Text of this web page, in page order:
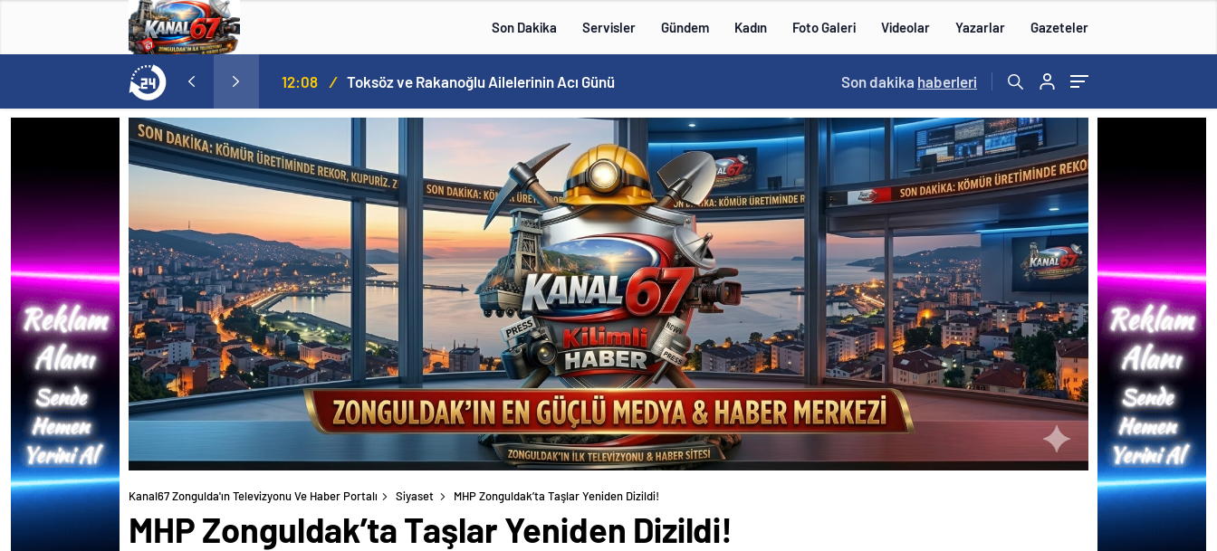
Son Dakika Servisler Gündem Kadın Foto Galeri Videolar Yazarlar Gazeteler
MHP’de Şok Kulis: Eski Başkan Sahnede! Korkmaz Yol Vermiyor 12:08 / Toksöz ve Rakanoğlu Ailelerinin Acı Günü 16:00 /
Son dakika haberleri
Kanal67 Zongulda'ın Televizyonu Ve Haber Portalı Siyaset MHP Zonguldak’ta Taşlar Yeniden Dizildi!
MHP Zonguldak’ta Taşlar Yeniden Dizildi!